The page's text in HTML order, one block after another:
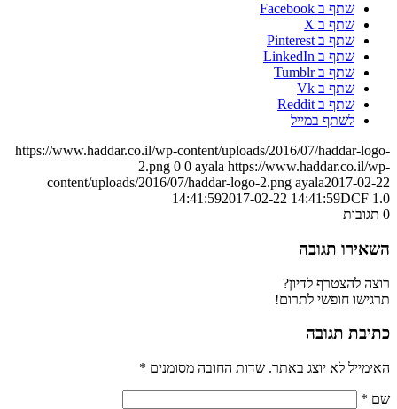
שתף ב Facebook
שתף ב X
שתף ב Pinterest
שתף ב LinkedIn
שתף ב Tumblr
שתף ב Vk
שתף ב Reddit
לשתף במייל
https://www.haddar.co.il/wp-content/uploads/2016/07/haddar-logo-
2.png 0 0 ayala https://www.haddar.co.il/wp-
content/uploads/2016/07/haddar-logo-2.png ayala2017-02-22
14:41:592017-02-22 14:41:59DCF 1.0
0 תגובות
השאירו תגובה
רוצה להצטרף לדיון?
תרגישו חופשי לתרום!
כתיבת תגובה
האימייל לא יוצג באתר. שדות החובה מסומנים *
שם *